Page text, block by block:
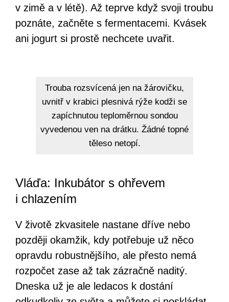
v zimě a v létě). Až teprve když svoji troubu
poznáte, začněte s fermentacemi. Kvásek
ani jogurt si prostě nechcete uvařit.
Trouba rozsvícená jen na žárovičku,
uvnitř v krabici plesnivá rýže kodži se
zapíchnutou teploměrnou sondou
vyvedenou ven na drátku. Žádné topné
těleso netopí.
Vláďa: Inkubátor s ohřevem
i chlazením
V životě zkvasitele nastane dříve nebo
později okamžik, kdy potřebuje už něco
opravdu robustnějšího, ale přesto nemá
rozpočet zase až tak zázračně naditý.
Dneska už je ale ledacos k dostání